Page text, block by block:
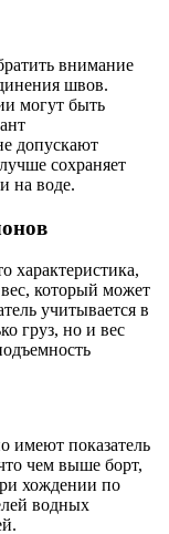
внимание
швов.
могут быть
допускают
сохраняет
на воде.
характеристика,
который может
учитывается в
груз, но и вес
имеют показатель
чем выше борт,
хождении по
водных